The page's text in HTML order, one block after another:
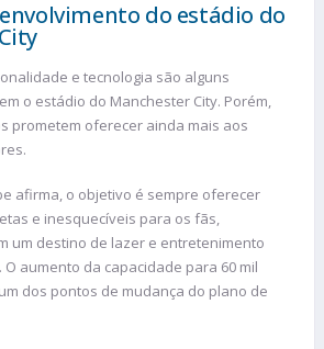
do estádio do
e tecnologia são alguns
o estádio do Manchester City. Porém,
prometem oferecer ainda mais aos
afirma, o objetivo é sempre oferecer
e inesquecíveis para os fãs,
um destino de lazer e entretenimento
aumento da capacidade para 60 mil
dos pontos de mudança do plano de